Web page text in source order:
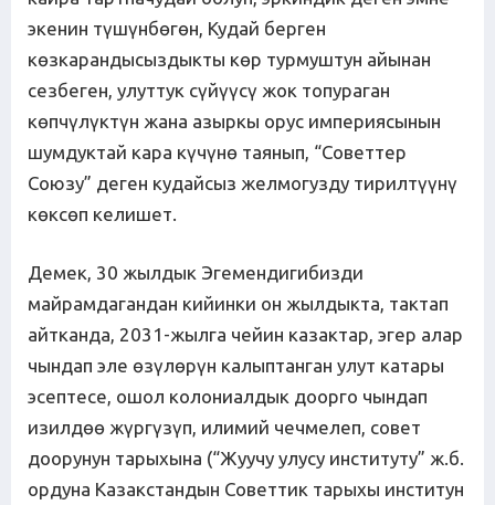
экенин түшүнбөгөн, Кудай берген
көзкарандысыздыкты көр турмуштун айынан
сезбеген, улуттук сүйүүсү жок топураган
көпчүлүктүн жана азыркы орус империясынын
шумдуктай кара күчүнө таянып, “Советтер
Союзу” деген кудайсыз желмогузду тирилтүүнү
көксөп келишет.
Демек, 30 жылдык Эгемендигибизди
майрамдагандан кийинки он жылдыкта, тактап
айтканда, 2031-жылга чейин казактар, эгер алар
чындап эле өзүлөрүн калыптанган улут катары
эсептесе, ошол колониалдык доорго чындап
изилдөө жүргүзүп, илимий чечмелеп, совет
доорунун тарыхына (“Жуучу улусу институту” ж.б.
ордуна Казакстандын Советтик тарыхы институн